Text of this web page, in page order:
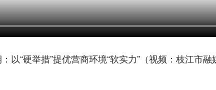
以“硬举措”提优营商环境“软实力”（视频：枝江市融